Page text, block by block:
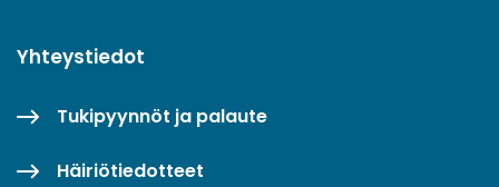
Yhteystiedot
Tukipyynnöt ja palaute
Häiriötiedotteet